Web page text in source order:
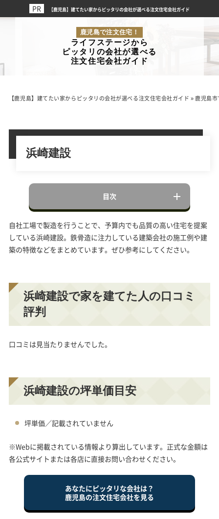
【鹿児島】建てたい家からピッタリの会社が選べる注文住宅会社ガイド
鹿児島で注文住宅！
ライフステージから
ピッタリの会社が選べる
注文住宅会社ガイド
【鹿児島】建てたい家からピッタリの会社が選べる注文住宅会社ガイド » 鹿児島
浜崎建設
目次
自社工場で製造を行うことで、予算内でも品質の高い住宅を提案
している浜崎建設。鉄骨造に注力している建築会社の施工例や建
築の特徴などをまとめています。ぜひ参考にしてください。
浜崎建設で家を建てた人の口コミ
評判
口コミは見当たりませんでした。
浜崎建設の坪単価目安
坪単価／記載されていません
※Webに掲載されている情報より算出しています。正式な金額は
各公式サイトまたは各店に直接お問い合わせください。
あなたにピッタリな会社は？
鹿児島の注文住宅会社を見る